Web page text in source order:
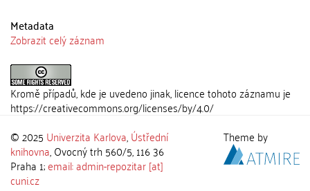
Metadata
Zobrazit celý záznam
Kromě případů, kde je uvedeno jinak, licence tohoto záznamu je
https://creativecommons.org/licenses/by/4.0/
© 2025 Univerzita Karlova,Ústřední
knihovna, Ovocný trh 560/5, 116 36
Praha 1;email: admin-repozitar [at]
cuni.cz
Theme by